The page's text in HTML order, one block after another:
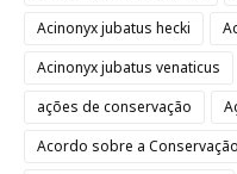
Acinonyx jubatus hecki
Acinonyx jubatus venaticus
ações de conservação
Acordo sobre a